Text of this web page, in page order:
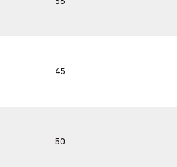
45
50